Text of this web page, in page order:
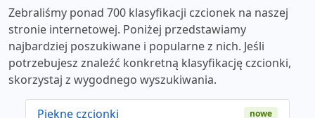
Zebraliśmy ponad 700 klasyfikacji czcionek na naszej
stronie internetowej. Poniżej przedstawiamy
najbardziej poszukiwane i popularne z nich. Jeśli
potrzebujesz znaleźć konkretną klasyfikację czcionki,
skorzystaj z wygodnego wyszukiwania.
Piękne czcionki nowe